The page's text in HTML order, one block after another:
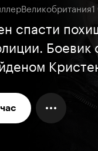
Великобритания
спасти